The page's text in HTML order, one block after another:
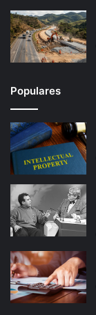
Populares